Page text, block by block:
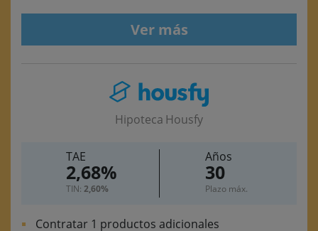
Ver más
Hipoteca Housfy
TAE
2,68%
TIN:2,60%
Años
30
Plazo máx.
Contratar 1 productos adicionales